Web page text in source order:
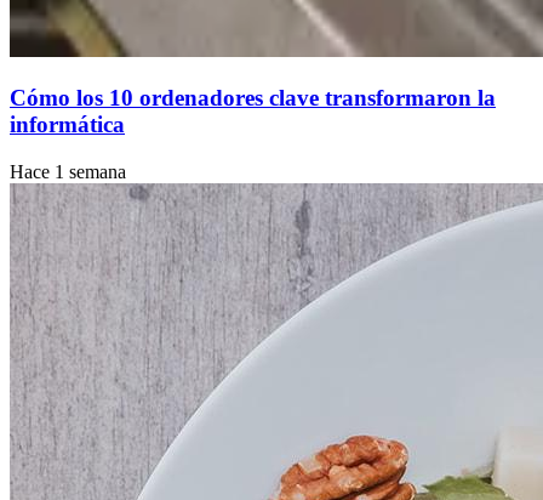
Cómo los 10 ordenadores clave transformaron la
informática
Hace 1 semana